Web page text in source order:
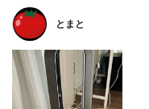
とまと